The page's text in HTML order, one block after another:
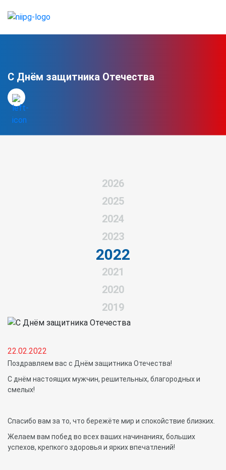
С Днём защитника Отечества
2026
2025
2024
2023
2022
2021
2020
2019
22.02.2022
Поздравляем вас с Днём защитника Отечества!
С днём настоящих мужчин, решительных, благородных и
смелых!
Спасибо вам за то, что бережёте мир и спокойствие близких.
Желаем вам побед во всех ваших начинаниях, больших
успехов, крепкого здоровья и ярких впечатлений!